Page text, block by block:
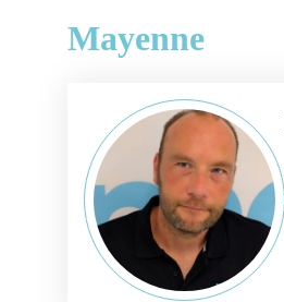
Mayenne